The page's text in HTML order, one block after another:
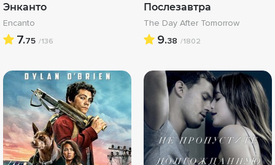
Энканто
Encanto
7.75 /136
Послезавтра
The Day After Tomorrow
9.38 /1802